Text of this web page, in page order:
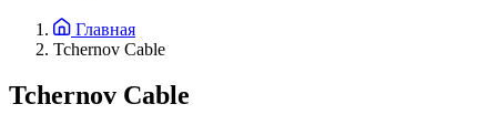
Главная
Tchernov Cable
Tchernov Cable